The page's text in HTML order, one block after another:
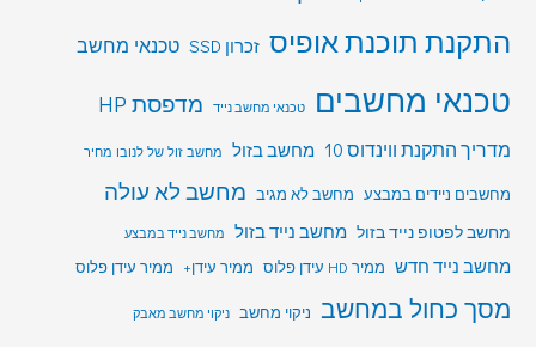
התקנת תוכנת אופיס זכרון SSD טכנאי מחשב
טכנאי מחשבים טכנאי מחשב נייד מדפסת HP
מדריך התקנת ווינדוס 10 מחשב בזול מחשב זול של לנובו מחיר
מחשבים ניידים במבצע מחשב לא מגיב מחשב לא עולה
מחשב לפטופ נייד בזול מחשב נייד בזול מחשב נייד במבצע
מחשב נייד חדש ממיר HD עידן פלוס ממיר עידן+ ממיר עידן פלוס
מסך כחול במחשב ניקוי מחשב ניקוי מחשב מאבק